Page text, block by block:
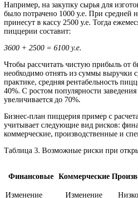
Например, на закупку сырья для
было потрачено 1000 у.е. При средней
принесут в кассу 2500 у.е. Тогда
пиццерии составит:
3600 + 2500 = 6100 у.е.
Чтобы рассчитать чистую прибыль от
необходимо отнять из суммы выручки
практике, средняя рентабельность
40%. С ростом популярности заведения
увеличивается до 70%.
Бизнес-план пиццерия пример с
учитывает следующие вид рисков:
коммерческие, производственные и
Таблица 3. Возможные риски при
Финансовые Коммерческие
Изменение
Изменение